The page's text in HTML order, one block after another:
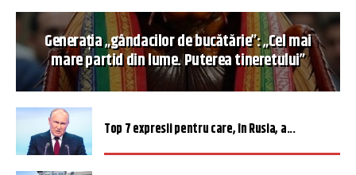
Generația „gândacilor de bucătărie”: „Cel mai
mare partid din lume. Puterea tineretului”
Top 7 expresii pentru care, în Rusia, a...